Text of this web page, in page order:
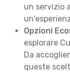
un servizio
Opzioni
esplorare
Da
queste